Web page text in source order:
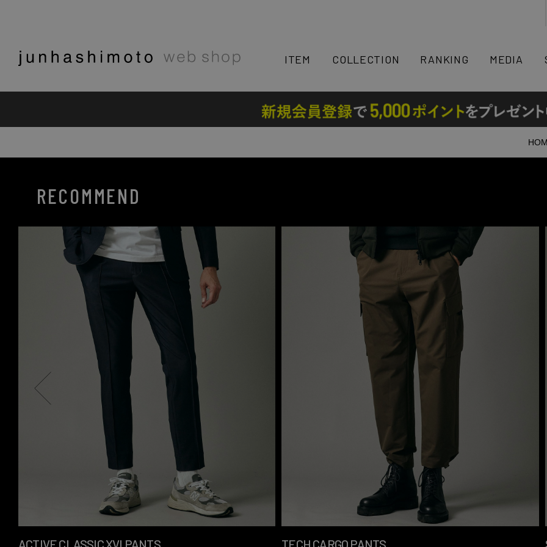
ITEM COLLECTION RANKING MEDIA
検索
RECOMMEND
ACTIVE CLASSIC XVI PANTS TECH CARGO PANTS